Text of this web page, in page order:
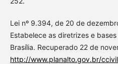
Lei nº 9.394, de 20 de
Estabelece as diretrizes e
Brasília. Recuperado 22 de
http://www.planalto.gov.br/